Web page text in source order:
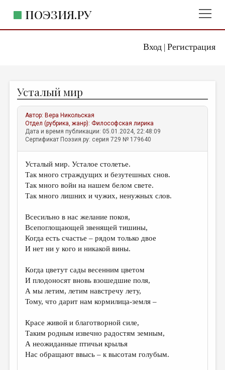
Вход| Регистрация
ПОЭЗИЯ.РУ
ЖАНРЫ
АВТОРЫ
КОММЕНТАРИИ
ЛИТСАЛОН
НОВОСТИ
ПРАВИЛА САЙТА
ИЗБРАННОЕ
ДАЙДЖЕСТ
ПЕРЕВОДЫ
КОНКУРСЫ
КНИЖНАЯ ПОЛКА
ОБЗОР ЛИТЕРАТУРЫ
Усталый мир
Автор: Вера Никольская
Отдел (рубрика, жанр):Философская лирика
Дата и время публикации: 05.01.2024, 22:48:09
Сертификат Поэзия.ру: серия 729 № 179640
Усталый мир. Усталое столетье.
Так много страждущих и безутешных снов.
Так много войн на нашем белом свете.
Так много лишних и чужих, ненужных слов.
Всесильно в нас желание покоя,
Всепоглощающей звенящей тишины,
Когда есть счастье – рядом только двое
И нет ни у кого и никакой вины.
Когда цветут сады весенним цветом
И плодоносят вновь взошедшие поля,
А мы летим, летим навстречу лету,
Тому, что дарит нам кормилица-земля –
Красе живой и благотворной силе,
Таким родным извечно радостям земным,
А неожиданные птичьи крылья
Нас обращают ввысь – к высотам голубым.